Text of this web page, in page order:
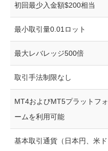
初回最少入金額$200相当
最小取引量0.01ロット
最大レバレッジ500倍
取引手法制限なし
MT4およびMT5プラットフォ
ームを利用可能
基本取引通貨（日本円、米ド